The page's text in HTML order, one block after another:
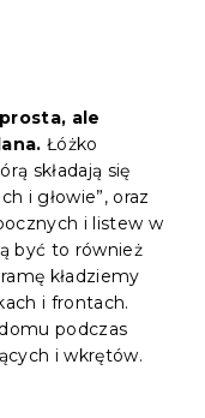
ale
Łóżko
składają się
i głowie”, oraz
i listew w
być to również
kładziemy
i frontach.
podczas
i wkrętów.